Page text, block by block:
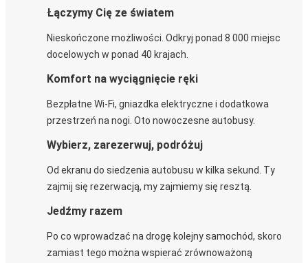
Łączymy Cię ze światem
Nieskończone możliwości. Odkryj ponad 8 000 miejsc
docelowych w ponad 40 krajach.
Komfort na wyciągnięcie ręki
Bezpłatne Wi-Fi, gniazdka elektryczne i dodatkowa
przestrzeń na nogi. Oto nowoczesne autobusy.
Wybierz, zarezerwuj, podróżuj
Od ekranu do siedzenia autobusu w kilka sekund. Ty
zajmij się rezerwacją, my zajmiemy się resztą.
Jedźmy razem
Po co wprowadzać na drogę kolejny samochód, skoro
zamiast tego można wspierać zrównoważoną